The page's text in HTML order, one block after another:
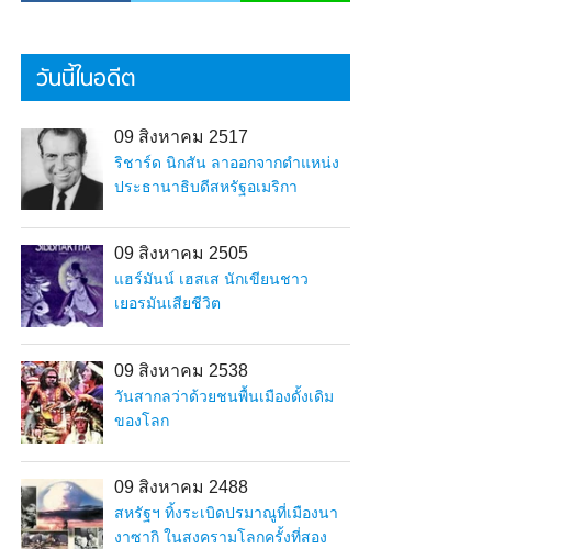
วันนี้ในอดีต
09 สิงหาคม 2517
ริชาร์ด นิกสัน ลาออกจากตำแหน่ง
ประธานาธิบดีสหรัฐอเมริกา
09 สิงหาคม 2505
แฮร์มันน์ เฮสเส นักเขียนชาว
เยอรมันเสียชีวิต
09 สิงหาคม 2538
วันสากลว่าด้วยชนพื้นเมืองดั้งเดิม
ของโลก
09 สิงหาคม 2488
สหรัฐฯ ทิ้งระเบิดปรมาณูที่เมืองนา
งาซากิ ในสงครามโลกครั้งที่สอง